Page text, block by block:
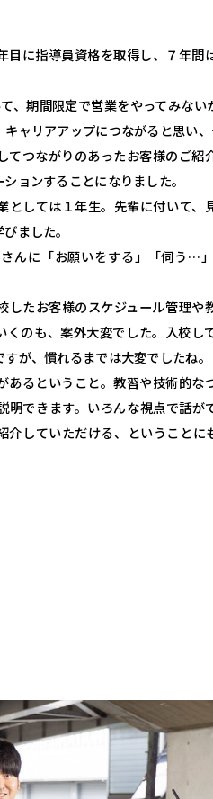
目に指導員資格を取得し、７年間
、期間限定で営業をやってみない
ャリアアップにつながると思い、
てつながりのあったお客様のご紹
ョンすることになりました。
としては１年生。先輩に付いて、
ました。
んに「お願いをする」「伺う…
したお客様のスケジュール管理や
くのも、案外大変でした。入校し
が、慣れるまでは大変でしたね。
あるということ。教習や技術的な
明できます。いろんな視点で話が
介していただける、ということに